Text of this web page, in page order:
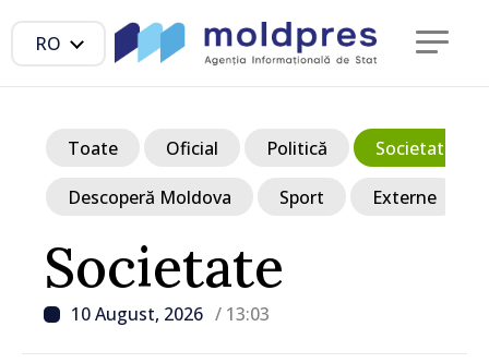
RO
Societate
10 August, 2026 / 13:03
Toate Oficial Politică Societate
Descoperă Moldova Sport Externe